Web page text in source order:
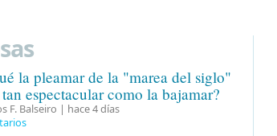
la pleamar de la "marea del siglo"
espectacular como la bajamar?
F. Balseiro | hace 4 días